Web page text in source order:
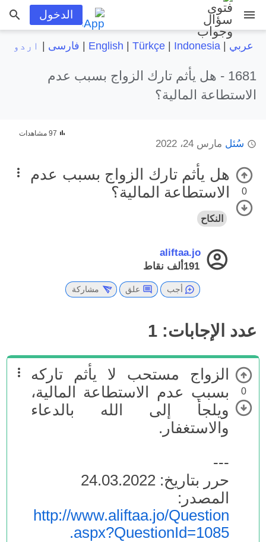
menu الدخول
عربي |
English Türkçe| Indonesia فارسی اردو
1681 -
هل يأثم تارك الزواج بسبب عدم
الاستطاعة المالية؟
سُئل مارس 24، 2022
97 مشاهدات
0
هل يأثم تارك الزواج بسبب عدم
الاستطاعة المالية؟
النكاح
aliftaa.jo
191ألف
نقاط
أجب علق مشاركة
عدد الإجابات: 1
0
الزواج مستحب لا يأثم تاركه
بسبب عدم الاستطاعة المالية،
ويلجأ إلى الله بالدعاء
والاستغفار.
---
حرر بتاريخ: 24.03.2022
المصدر:
http://www.aliftaa.jo/Question
.aspx?QuestionId=1085